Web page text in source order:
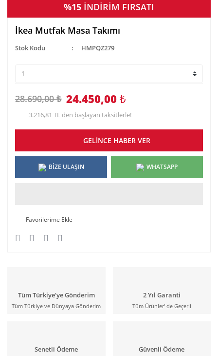
%15 İNDİRİM FIRSATI
İkea Mutfak Masa Takımı
Stok Kodu HMPQZ279
28.690,00 ₺ 24.450,00 ₺
3.216,81 TL den başlayan taksitlerle!
GELİNCE HABER VER
BİZE ULAŞIN WHATSAPP
Tüm Türkiye'ye Gönderim
Tüm Türkiye ve Dünyaya Gönderim
2 Yıl Garanti
Tüm Ürünler' de Geçerli
Senetli Ödeme Güvenli Ödeme